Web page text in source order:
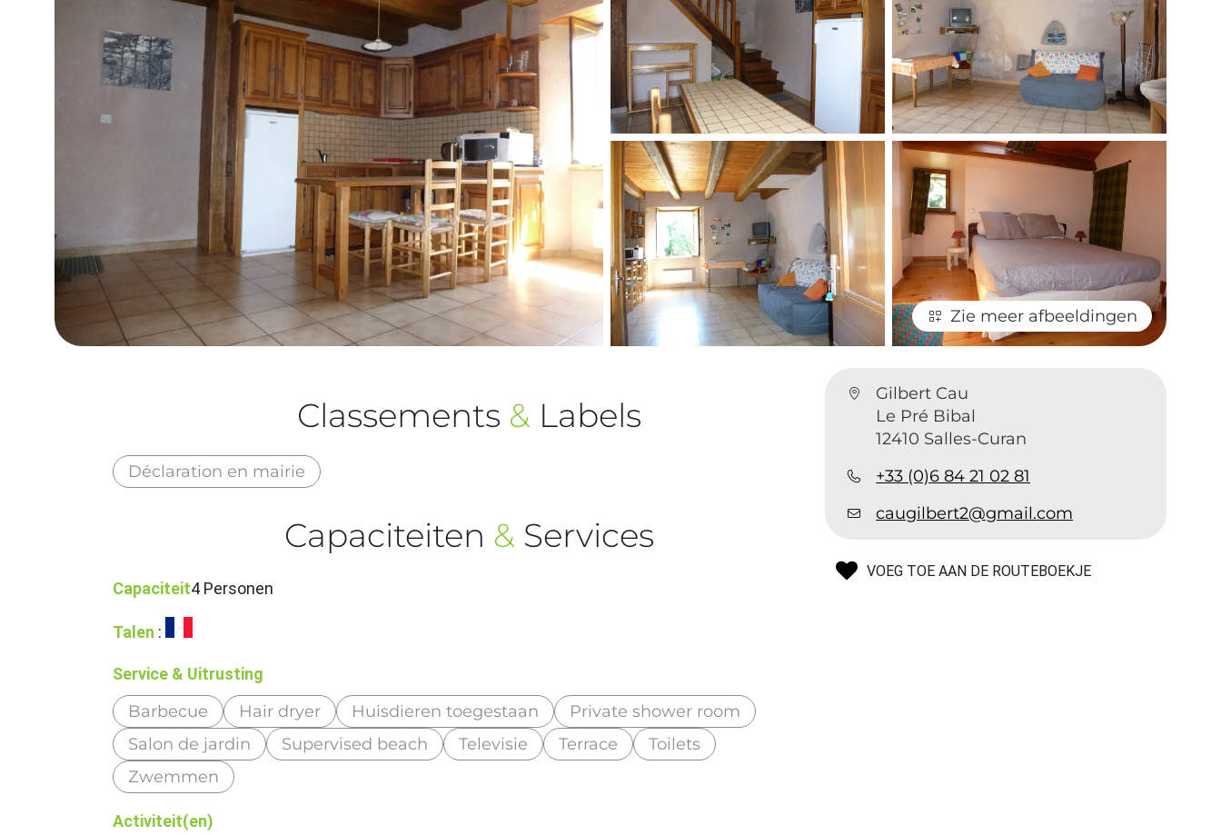
Zie meer afbeeldingen
Gilbert Cau
Le Pré Bibal
12410 Salles-Curan
+33 (0)6 84 21 02 81
caugilbert2@gmail.com
VOEG TOE AAN DE ROUTEBOEKJE
Classements & Labels
Déclaration en mairie
Capaciteiten & Services
Capaciteit4 Personen
Talen :
Service & Uitrusting
Barbecue Hair dryer Huisdieren toegestaan
Private shower room
Salon de jardin
Supervised beach Televisie Terrace
Toilets
Zwemmen
Activiteit(en)